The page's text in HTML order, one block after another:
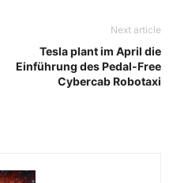
Next article
Tesla plant im April die
Einführung des Pedal-Free
Cybercab Robotaxi